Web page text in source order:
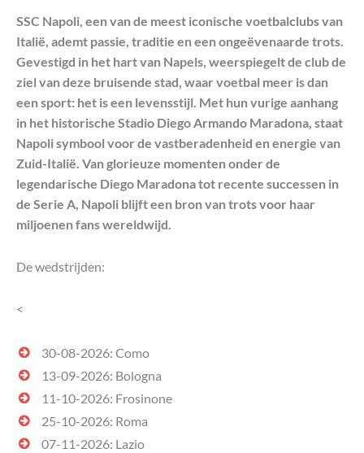
SSC Napoli, een van de meest iconische voetbalclubs van
Italië, ademt passie, traditie en een ongeëvenaarde trots.
Gevestigd in het hart van Napels, weerspiegelt de club de
ziel van deze bruisende stad, waar voetbal meer is dan
een sport: het is een levensstijl. Met hun vurige aanhang
in het historische Stadio Diego Armando Maradona, staat
Napoli symbool voor de vastberadenheid en energie van
Zuid-Italië. Van glorieuze momenten onder de
legendarische Diego Maradona tot recente successen in
de Serie A, Napoli blijft een bron van trots voor haar
miljoenen fans wereldwijd.
De wedstrijden:
<
30-08-2026: Como
13-09-2026: Bologna
11-10-2026: Frosinone
25-10-2026: Roma
07-11-2026: Lazio